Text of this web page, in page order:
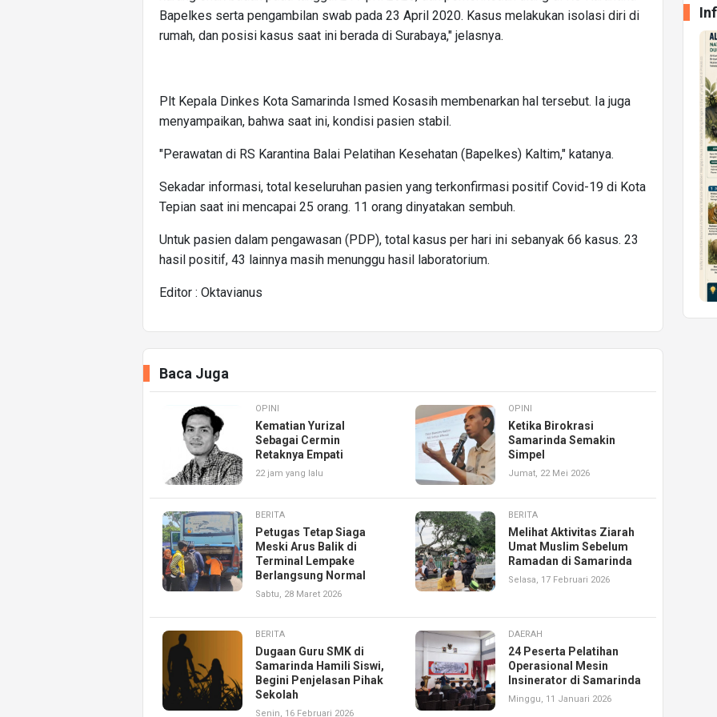
Bapelkes serta pengambilan swab pada 23 April 2020. Kasus melakukan isolasi diri di
rumah, dan posisi kasus saat ini berada di Surabaya," jelasnya.
Plt Kepala Dinkes Kota Samarinda Ismed Kosasih membenarkan hal tersebut. Ia juga
menyampaikan, bahwa saat ini, kondisi pasien stabil.
"Perawatan di RS Karantina Balai Pelatihan Kesehatan (Bapelkes) Kaltim," katanya.
Sekadar informasi, total keseluruhan pasien yang terkonfirmasi positif Covid-19 di Kota
Tepian saat ini mencapai 25 orang. 11 orang dinyatakan sembuh.
Untuk pasien dalam pengawasan (PDP), total kasus per hari ini sebanyak 66 kasus. 23
hasil positif, 43 lainnya masih menunggu hasil laboratorium.
Editor : Oktavianus
Baca Juga
OPINI
Kematian Yurizal
Sebagai Cermin
Retaknya Empati
22 jam yang lalu
OPINI
Ketika Birokrasi
Samarinda Semakin
Simpel
Jumat, 22 Mei 2026
BERITA
Petugas Tetap Siaga
Meski Arus Balik di
Terminal Lempake
Berlangsung Normal
Sabtu, 28 Maret 2026
BERITA
Melihat Aktivitas Ziarah
Umat Muslim Sebelum
Ramadan di Samarinda
Selasa, 17 Februari 2026
BERITA
Dugaan Guru SMK di
Samarinda Hamili Siswi,
Begini Penjelasan Pihak
Sekolah
Senin, 16 Februari 2026
DAERAH
24 Peserta Pelatihan
Operasional Mesin
Insinerator di Samarinda
Minggu, 11 Januari 2026